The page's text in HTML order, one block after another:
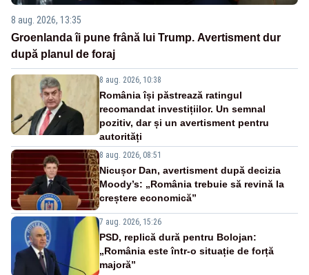
8 aug. 2026, 13:35
Groenlanda îi pune frână lui Trump. Avertisment dur
după planul de foraj
8 aug. 2026, 10:38
România își păstrează ratingul
recomandat investițiilor. Un semnal
pozitiv, dar și un avertisment pentru
autorități
8 aug. 2026, 08:51
Nicușor Dan, avertisment după decizia
Moody’s: „România trebuie să revină la
creștere economică”
7 aug. 2026, 15:26
PSD, replică dură pentru Bolojan:
„România este într-o situație de forță
majoră”